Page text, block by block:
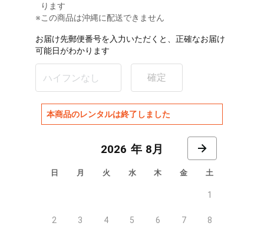
ります
※この商品は沖縄に配送できません
お届け先郵便番号を入力いただくと、正確なお届け
可能日がわかります
確定
本商品のレンタルは終了しました
8月
日 月 火 水 木 金 土
1
2 3 4 5 6 7 8